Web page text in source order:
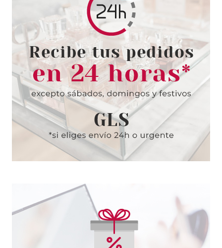
CND VINYLUX 246 PALM DECO
Pvr 13.50€
-12%
desde
11.83€
Avisarme
CND
CND SHELLAC GLACIAL MIST